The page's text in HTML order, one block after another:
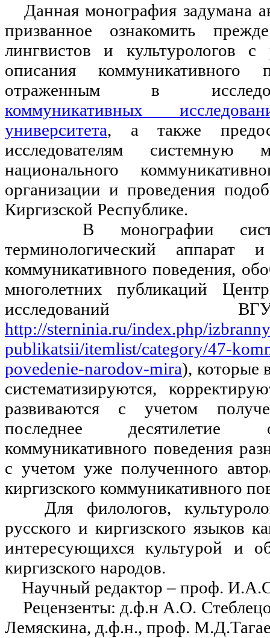
Данная монография задумана
призванное ознакомить
лингвистов и культурологов
описания коммуникативного
отраженным в
коммуникативных
университета, а также
исследователям системную
национального
организации и проведения
Киргизской Республике.
В монографии
терминологический аппарат
коммуникативного поведения,
многолетних публикаций
http://sterninia.ru/index.php/
publikatsii/itemlist/category/47-
povedenie-narodov-mira), которые
систематизируются,
развиваются с учетом
последнее десятилетие
коммуникативного поведения
с учетом уже полученного
киргизского коммуникативного
Для филологов,
русского и киргизского языков
интересующихся культурой и
киргизского народов.
Научный редактор – проф.
Рецензенты: д.ф.н А.О.
Лемяскина, д.ф.н., проф.